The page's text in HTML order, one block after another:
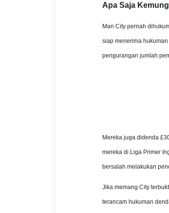
Apa Saja
Man City pernah
siap menerima
pengurangan jumlah
Mereka juga didenda
mereka di Liga Primer
bersalah melakukan
Jika memang City
terancam hukuman